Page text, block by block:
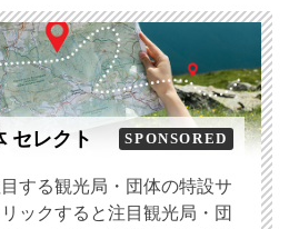
セレクト SPONSORED
する観光局・団体の特設サ
ックすると注目観光局・団